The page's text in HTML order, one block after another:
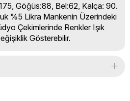
Göğüs:88, Bel:62, Kalça: 90.
%5 Likra Mankenin Üzerindeki
Çekimlerinde Renkler Işık
Gösterebilir.